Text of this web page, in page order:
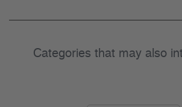
Categories that may also